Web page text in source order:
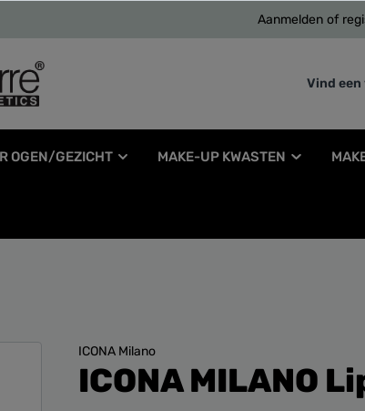
Aanmelden of
Vind
OGEN/GEZICHT MAKE-UP KWASTEN
ICONA Milano
ICONA MILANO